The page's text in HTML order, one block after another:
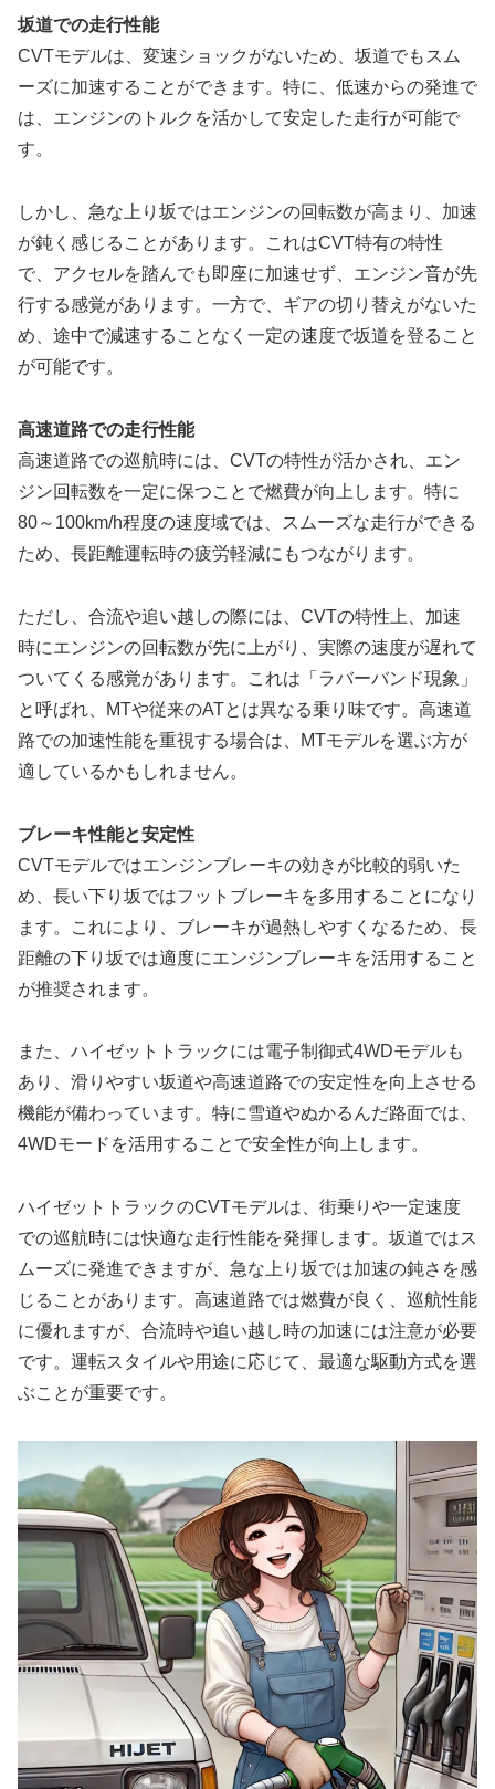
坂道での走行性能
CVTモデルは、変速ショックがないため、坂道でもスム
ーズに加速することができます。特に、低速からの発進で
は、エンジンのトルクを活かして安定した走行が可能で
す。
しかし、急な上り坂ではエンジンの回転数が高まり、加速
が鈍く感じることがあります。これはCVT特有の特性
で、アクセルを踏んでも即座に加速せず、エンジン音が先
行する感覚があります。一方で、ギアの切り替えがないた
め、途中で減速することなく一定の速度で坂道を登ること
が可能です。
高速道路での走行性能
高速道路での巡航時には、CVTの特性が活かされ、エン
ジン回転数を一定に保つことで燃費が向上します。特に
80～100km/h程度の速度域では、スムーズな走行ができる
ため、長距離運転時の疲労軽減にもつながります。
ただし、合流や追い越しの際には、CVTの特性上、加速
時にエンジンの回転数が先に上がり、実際の速度が遅れて
ついてくる感覚があります。これは「ラバーバンド現象」
と呼ばれ、MTや従来のATとは異なる乗り味です。高速道
路での加速性能を重視する場合は、MTモデルを選ぶ方が
適しているかもしれません。
ブレーキ性能と安定性
CVTモデルではエンジンブレーキの効きが比較的弱いた
め、長い下り坂ではフットブレーキを多用することになり
ます。これにより、ブレーキが過熱しやすくなるため、長
距離の下り坂では適度にエンジンブレーキを活用すること
が推奨されます。
また、ハイゼットトラックには電子制御式4WDモデルも
あり、滑りやすい坂道や高速道路での安定性を向上させる
機能が備わっています。特に雪道やぬかるんだ路面では、
4WDモードを活用することで安全性が向上します。
ハイゼットトラックのCVTモデルは、街乗りや一定速度
での巡航時には快適な走行性能を発揮します。坂道ではス
ムーズに発進できますが、急な上り坂では加速の鈍さを感
じることがあります。高速道路では燃費が良く、巡航性能
に優れますが、合流時や追い越し時の加速には注意が必要
です。運転スタイルや用途に応じて、最適な駆動方式を選
ぶことが重要です。